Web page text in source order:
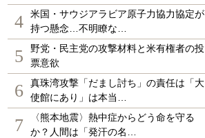
4
米国・サウジアラビア原子力協力協定が
持つ懸念…不明瞭な…
5
野党・民主党の攻撃材料と米有権者の投
票意欲
6
真珠湾攻撃「だまし討ち」の責任は「大
使館にあり」は本当…
7
〈熊本地震〉熱中症からどう命を守る
か？人間は「発汗の名…